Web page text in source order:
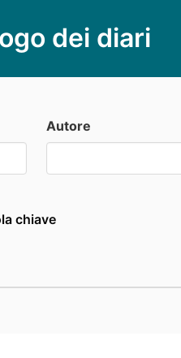
dei diari
Autore
chiave